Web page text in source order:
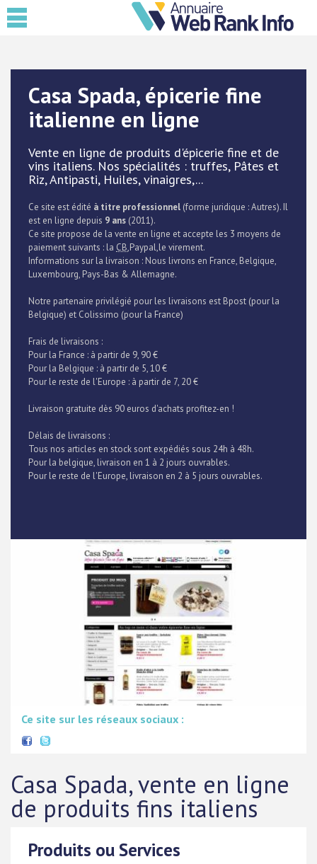
Casa Spada, épicerie fine
italienne en ligne
Vente en ligne de produits d'épicerie fine et de
vins italiens. Nos spécialités : truffes, Pâtes et
Riz, Antipasti, Huiles, vinaigres,...
Ce site est édité à titre professionnel (forme juridique : Autres). Il
est en ligne depuis 9 ans (2011).
Ce site propose de la vente en ligne et accepte les 3 moyens de
paiement suivants : la CB,Paypal,le virement.
Informations sur la livraison : Nous livrons en France, Belgique,
Luxembourg, Pays-Bas & Allemagne.
Notre partenaire privilégié pour les livraisons est Bpost (pour la
Belgique) et Colissimo (pour la France)
Frais de livraisons :
Pour la France : à partir de 9, 90 €
Pour la Belgique : à partir de 5, 10 €
Pour le reste de l'Europe : à partir de 7, 20 €
Livraison gratuite dès 90 euros d'achats profitez-en !
Délais de livraisons :
Tous nos articles en stock sont expédiés sous 24h à 48h.
Pour la belgique, livraison en 1 à 2 jours ouvrables.
Pour le reste de l'Europe, livraison en 2 à 5 jours ouvrables.
Ce site sur les réseaux sociaux :
Casa Spada, vente en ligne
de produits fins italiens
Produits ou Services